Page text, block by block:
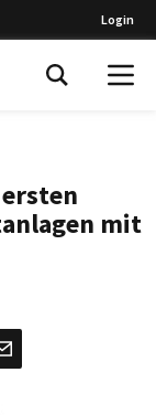
Login
mit